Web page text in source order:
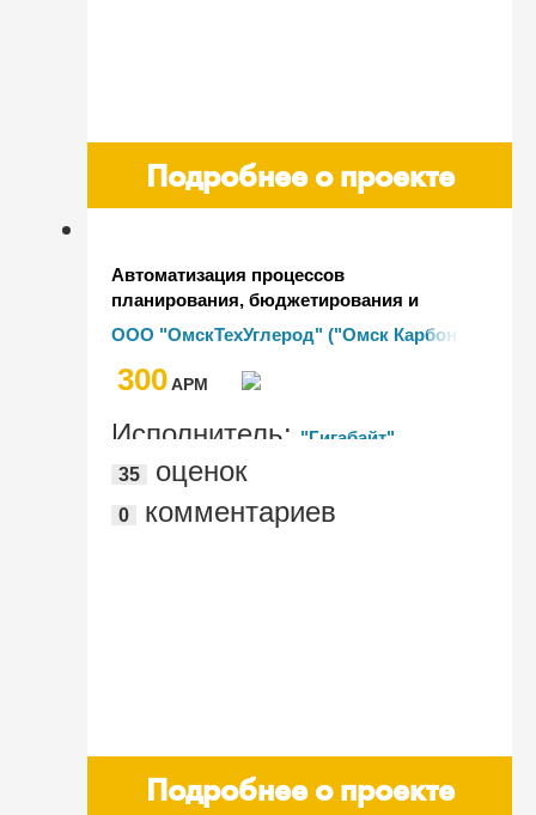
Подробнее о проекте
Автоматизация процессов
планирования, бюджетирования и
регламентированного учета на базе
ERP-решений 1С (компоненты
комплекса "1С:Корпорация") в "Омск
ООО "ОмскТехУглерод" ("Омск Карбон
300AРМ
Исполнитель: "Гигабайт"
35
оценок
0 комментариев
Подробнее о проекте